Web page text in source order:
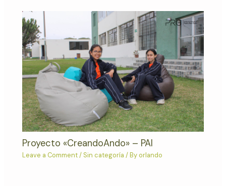
Proyecto «CreandoAndo» – PAI
Leave a Comment/ Sin categoría / Byorlando